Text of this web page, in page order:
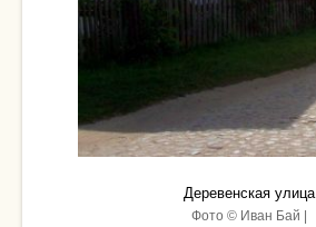
Деревенская улица
Фото © Иван Бай |